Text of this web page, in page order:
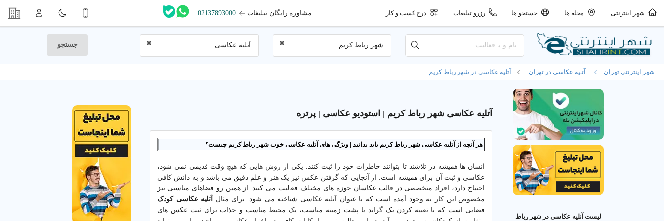
شهر اینترنتی محله ها جستجو ها رزرو تبلیغات درج کسب و کار مشاوره رایگان تبلیغات 02137893000
|
شهر رباط کریم آتلیه عکاسی جستجو
شهر اینترنتی تهران آتلیه عکاسی در تهران آتلیه عکاسی در شهر رباط کریم
لیست آتلیه عکاسی در شهر رباط
آتلیه عکاسی شهر رباط کریم | استودیو عکاسی | پرتره
هر آنچه از آتلیه عکاسی شهر رباط کریم باید بدانید | ویژگی های آتلیه عکاسی خوب شهر رباط کریم چیست؟
انسان ها همیشه در تلاشند تا بتوانند خاطرات خود را ثبت کنند. یکی از روش هایی که هیچ وقت قدیمی نمی شود،
عکاسی و ثبت آن برای همیشه است. از آنجایی که گرفتن عکس نیز یک هنر و علم دقیق می باشد و به دانش کافی
احتیاج دارد، افراد متخصصی در قالب عکاسان حوزه های مختلف فعالیت می کنند. از همین رو فضاهای مناسبی نیز
مخصوص این کار به وجود آمده است که با عنوان آتلیه عکاسی شناخته می شود. برای مثال
آتلیه عکاسی کودک
فضایی است که با تعبیه کردن بک گراند یا پشت زمینه مناسب، یک محیط مناسب و جذاب برای ثبت عکس های